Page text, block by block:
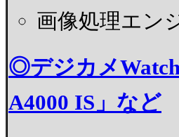
画像処理エン
◎デジカメ
A4000 IS」など